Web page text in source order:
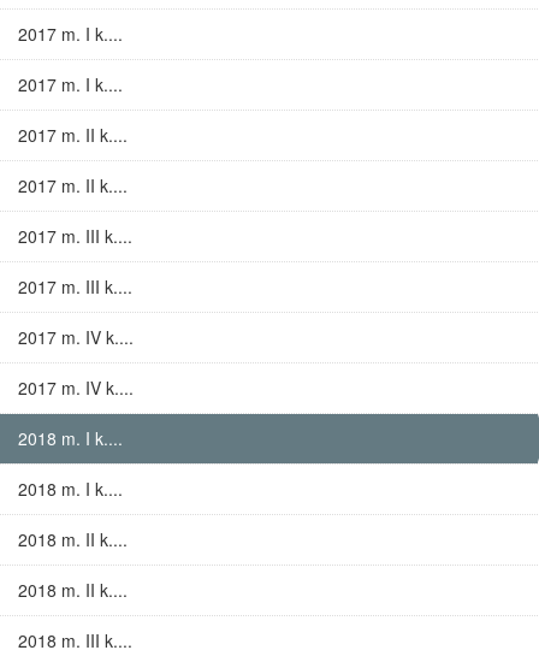
2017 m. I k....
2017 m. I k....
2017 m. II k....
2017 m. II k....
2017 m. III k....
2017 m. III k....
2017 m. IV k....
2017 m. IV k....
2018 m. I k....
2018 m. I k....
2018 m. II k....
2018 m. II k....
2018 m. III k....